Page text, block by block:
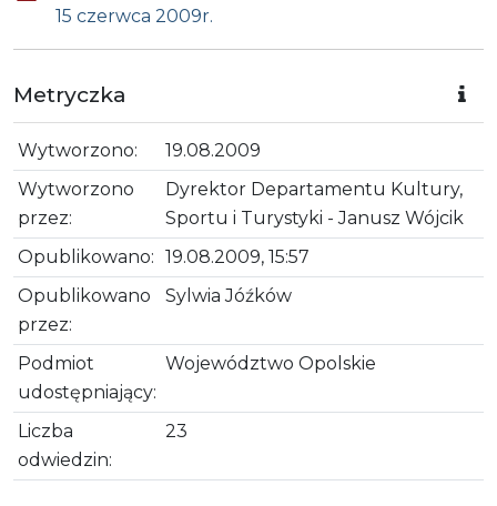
15 czerwca 2009r.
Metryczka
Wytworzono:
19.08.2009
Wytworzono
przez:
Dyrektor Departamentu Kultury,
Sportu i Turystyki - Janusz Wójcik
Opublikowano: 19.08.2009, 15:57
Opublikowano
przez:
Sylwia Jóźków
Podmiot
udostępniający:
Województwo Opolskie
Liczba
odwiedzin:
23